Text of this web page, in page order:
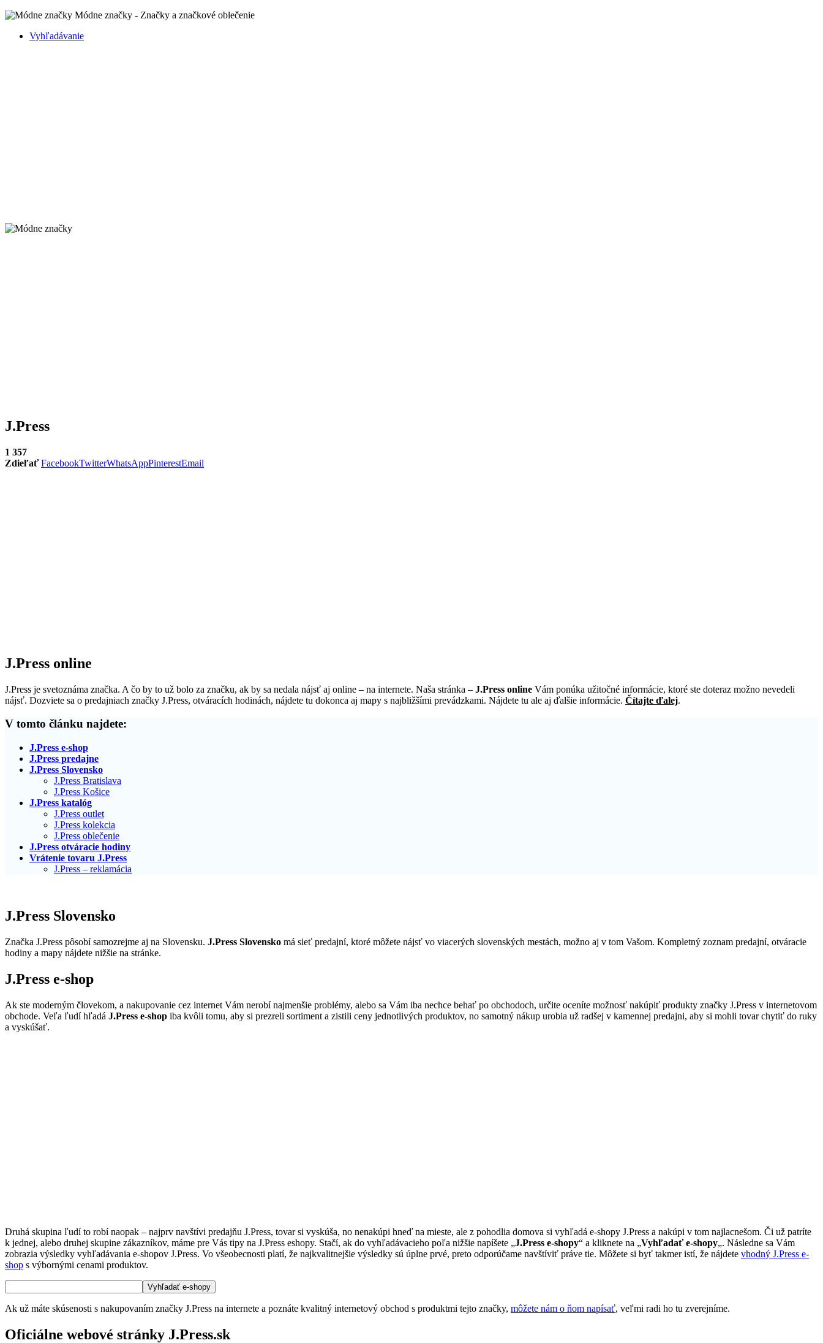
Módne značky - Značky a značkové oblečenie
Vyhľadávanie
J.Press
1 357
Zdieľať FacebookTwitterWhatsAppPinterestEmail
J.Press online
J.Press je svetoznáma značka. A čo by to už bolo za značku, ak by sa nedala nájsť aj online – na internete. Naša stránka – J.Press online Vám ponúka užitočné informácie, ktoré ste doteraz možno nevedeli
nájsť. Dozviete sa o predajniach značky J.Press, otváracích hodinách, nájdete tu dokonca aj mapy s najbližšími prevádzkami. Nájdete tu ale aj ďalšie informácie. Čítajte ďalej.
V tomto článku najdete:
J.Press e-shop
J.Press predajne
J.Press Slovensko
J.Press Bratislava
J.Press Košice
J.Press katalóg
J.Press outlet
J.Press kolekcia
J.Press oblečenie
J.Press otváracie hodiny
Vrátenie tovaru J.Press
J.Press – reklamácia
J.Press Slovensko
Značka J.Press pôsobí samozrejme aj na Slovensku. J.Press Slovensko má sieť predajní, ktoré môžete nájsť vo viacerých slovenských mestách, možno aj v tom Vašom. Kompletný zoznam predajní, otváracie
hodiny a mapy nájdete nižšie na stránke.
J.Press e-shop
Ak ste moderným človekom, a nakupovanie cez internet Vám nerobí najmenšie problémy, alebo sa Vám iba nechce behať po obchodoch, určite oceníte možnosť nakúpiť produkty značky J.Press v internetovom
obchode. Veľa ľudí hľadá J.Press e-shop iba kvôli tomu, aby si prezreli sortiment a zistili ceny jednotlivých produktov, no samotný nákup urobia už radšej v kamennej predajni, aby si mohli tovar chytiť do ruky
a vyskúšať.
Druhá skupina ľudí to robí naopak – najprv navštívi predajňu J.Press, tovar si vyskúša, no nenakúpi hneď na mieste, ale z pohodlia domova si vyhľadá e-shopy J.Press a nakúpi v tom najlacnešom. Či už patríte
k jednej, alebo druhej skupine zákazníkov, máme pre Vás tipy na J.Press eshopy. Stačí, ak do vyhľadávacieho poľa nižšie napíšete „J.Press e-shopy“ a kliknete na „Vyhľadať e-shopy„. Následne sa Vám
zobrazia výsledky vyhľadávania e-shopov J.Press. Vo všeobecnosti platí, že najkvalitnejšie výsledky sú úplne prvé, preto odporúčame navštíviť práve tie. Môžete si byť takmer istí, že nájdete vhodný J.Press e-
shop s výbornými cenami produktov.
Ak už máte skúsenosti s nakupovaním značky J.Press na internete a poznáte kvalitný internetový obchod s produktmi tejto značky, môžete nám o ňom napísať, veľmi radi ho tu zverejníme.
Oficiálne webové stránky J.Press.sk